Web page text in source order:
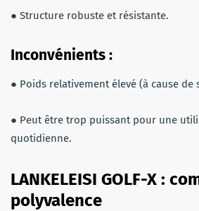
● Structure robuste et résistante.
Inconvénients :
● Poids relativement élevé (à cause de
● Peut être trop puissant pour une
quotidienne.
LANKELEISI GOLF-X :
polyvalence